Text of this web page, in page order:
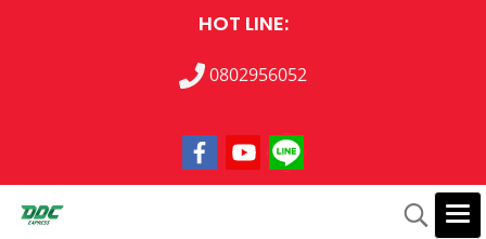
HOT LINE:
0802956052